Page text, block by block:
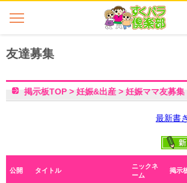
友達募集
最新書
掲示板TOP > 妊娠&出産 > 妊娠ママ友募集
公開 タイトル
ニックネ
ーム
掲示